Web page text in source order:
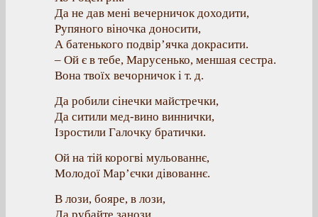
Да не дав мені вечерничок доходити,
Рупяного віночка доносити,
А батенького подвір’ячка докрасити.
– Ой є в тебе, Марусенько, меншая сестра.
Вона твоїх вечорничок і т. д.
Да робили сінечки майстречки,
Да ситили мед-вино виннички,
Ізростили Галочку братички.
Ой на тій корогві мульованнє,
Молодої Мар’єчки дівованнє.
В лози, бояре, в лози,